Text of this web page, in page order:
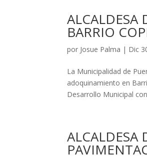
ALCALDESA
BARRIO
por Josue Palma | Dic
La Municipalidad de
adoquinamiento en
Desarrollo Municipal
ALCALDESA